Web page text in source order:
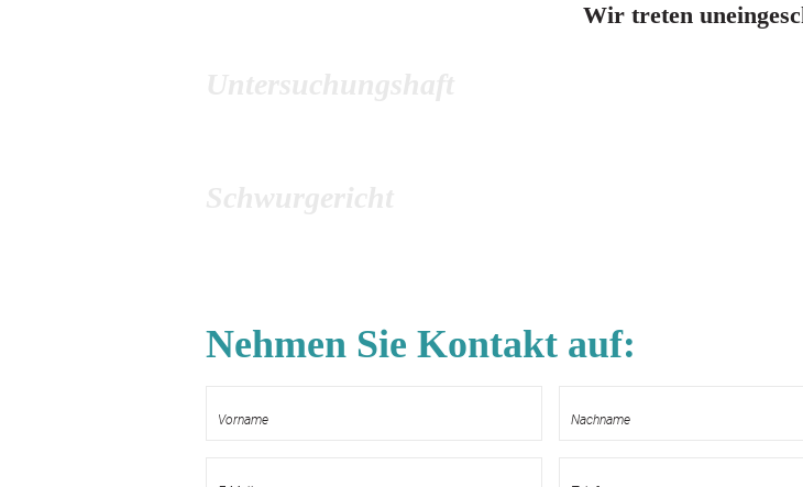
Wir treten
Nehmen Sie Kontakt auf: